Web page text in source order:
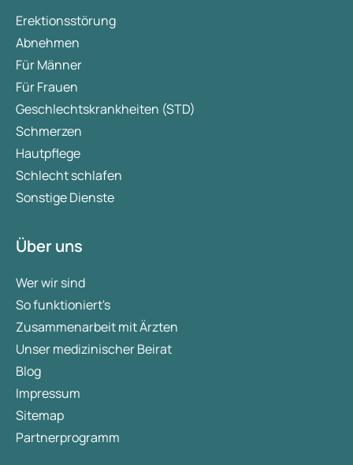
Erektionsstörung
Abnehmen
Für Männer
Für Frauen
Geschlechtskrankheiten (STD)
Schmerzen
Hautpflege
Schlecht schlafen
Sonstige Dienste
Über uns
Wer wir sind
So funktioniert's
Zusammenarbeit mit Ärzten
Unser medizinischer Beirat
Blog
Impressum
Sitemap
Partnerprogramm